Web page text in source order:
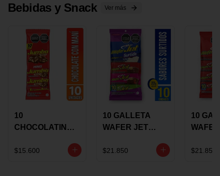
Bebidas y Snack Ver más
10
CHOCOLATINA
17 GRS
$15.600
10 GALLETA
WAFER JET
GRS
$21.850
10
GRS
$21.850